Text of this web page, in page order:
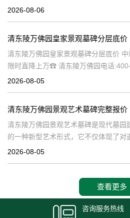
838-5063清东陵万佛园，作为中国历史
2026-08-06
清东陵万佛园皇家景观墓碑分层底价 中
限时直降上万☎ 清东陵万佛园电话
5063清东陵万佛园，作为中国历史上著
2026-08-05
清东陵万佛园景观艺术墓碑是现代墓园
的一种新型艺术形式，它不仅体现了对
尊重和缅怀，更是一种文化艺术的传承
2026-08-05
查看更多
咨询服务热线